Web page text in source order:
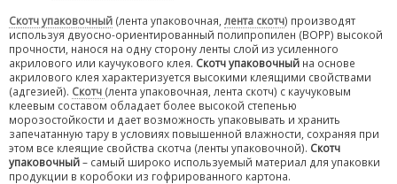
Скотч упаковочный (лента упаковочная, лента скотч) производят
используя двуосно-ориентированный полипропилен (ВОРР) высокой
прочности, нанося на одну сторону ленты слой из усиленного
акрилового или каучукового клея. Скотч упаковочный на основе
акрилового клея характеризуется высокими клеящими свойствами
(адгезией). Скотч (лента упаковочная, лента скотч) с каучуковым
клеевым составом обладает более высокой степенью
морозостойкости и дает возможность упаковывать и хранить
запечатанную тару в условиях повышенной влажности, сохраняя при
этом все клеящие свойства скотча (ленты упаковочной). Скотч
упаковочный– самый широко используемый материал для упаковки
продукции в коробоки из гофрированного картона.